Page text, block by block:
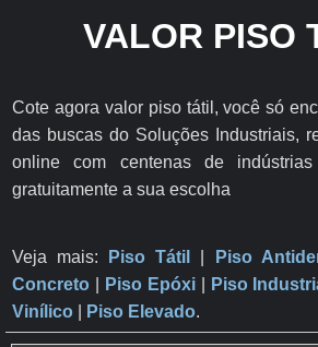
VALOR PISO
Cote agora valor piso tátil, você só
das buscas do Soluções Industriais,
online com centenas de
gratuitamente a sua escolha
Veja mais: Piso Tátil Piso
Concreto
Piso Epóxi| Piso
Vinílico
Piso Elevado.